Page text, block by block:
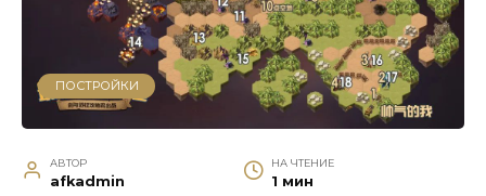
ПОСТРОЙКИ
АВТОР
afkadmin
НА ЧТЕНИЕ
1 мин